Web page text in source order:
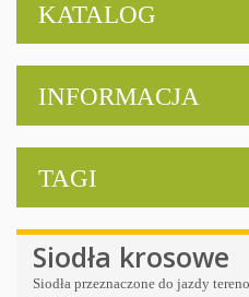
KATALOG
INFORMACJA
TAGI
Siodła krosowe
Siodła przeznaczone do jazdy